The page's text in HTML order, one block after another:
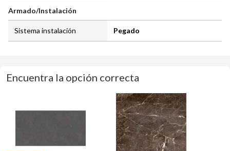
Armado/Instalación
Sistema instalación Pegado
Encuentra la opción correcta